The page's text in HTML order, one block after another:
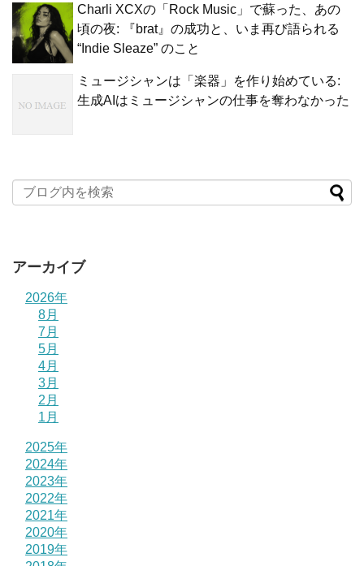
Charli XCXの「Rock Music」で蘇った、あの
頃の夜: 『brat』の成功と、いま再び語られる
“Indie Sleaze” のこと
ミュージシャンは「楽器」を作り始めている:
生成AIはミュージシャンの仕事を奪わなかった
アーカイブ
2026年
8月
7月
5月
4月
3月
2月
1月
2025年
2024年
2023年
2022年
2021年
2020年
2019年